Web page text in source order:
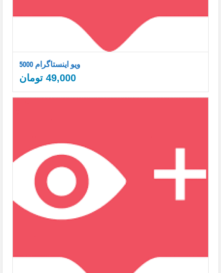
5000 ویو اینستاگرام
49,000 تومان